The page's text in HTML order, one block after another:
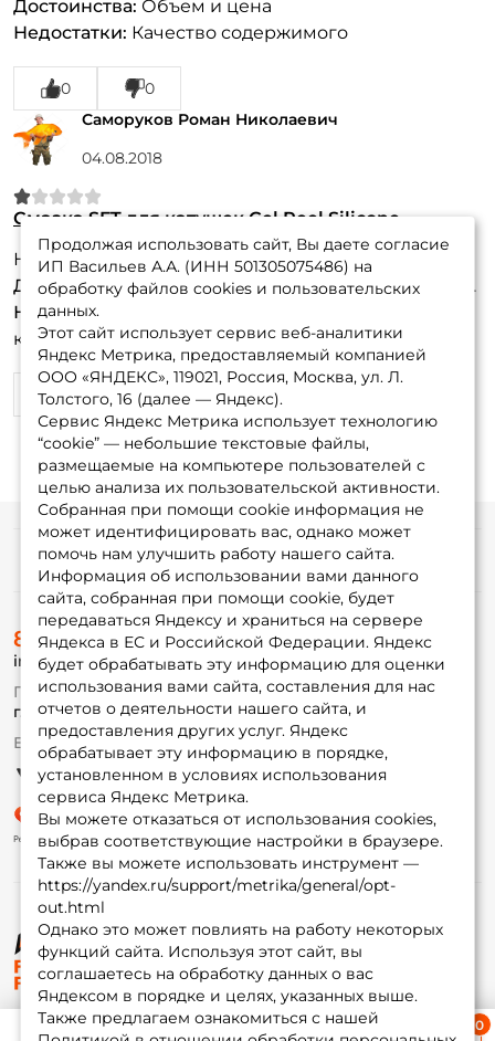
Ближайшая доставка
Достоинства: Объем и цена
Недостатки: Качество содержимого
0
0
Саморуков Роман Николаевич
04.08.2018
Смазка SFT для катушек Gel Reel Silicone
Не пользуйтесь этой смазкой
Достоинства:Ничего в этой смазки хорошего нет.
Недостатки:
катушку залил. Просто не крутится.
4 1
Продолжая использовать сайт, Вы даете согласие
ИП Васильев А.А. (ИНН 501305075486) на
обработку файлов cookies и пользовательских
данных.
Этот сайт использует сервис веб-аналитики
Яндекс Метрика, предоставляемый компанией
ООО «ЯНДЕКС», 119021, Россия, Москва, ул. Л.
Толстого, 16 (далее — Яндекс).
Сервис Яндекс Метрика использует технологию
“cookie” — небольшие текстовые файлы,
размещаемые на компьютере пользователей с
целью анализа их пользовательской активности.
Собранная при помощи cookie информация не
может идентифицировать вас, однако может
помочь нам улучшить работу нашего сайта.
Информация об использовании вами данного
сайта, собранная при помощи cookie, будет
передаваться Яндексу и храниться на сервере
Яндекса в ЕС и Российской Федерации. Яндекс
будет обрабатывать эту информацию для оценки
использования вами сайта, составления для нас
отчетов о деятельности нашего сайта, и
предоставления других услуг. Яндекс
обрабатывает эту информацию в порядке,
установленном в условиях использования
сервиса Яндекс Метрика.
Вы можете отказаться от использования cookies,
выбрав соответствующие настройки в браузере.
Также вы можете использовать инструмент —
https://yandex.ru/support/metrika/general/opt-
out.html
Однако это может повлиять на работу некоторых
функций сайта. Используя этот сайт, вы
соглашаетесь на обработку данных о вас
Яндексом в порядке и целях, указанных выше.
Также предлагаем ознакомиться с нашей
© ФоксФишинг, 2009-2026
Информация
О магазине
Доставка
Оплата
Fox-bonus
Гуру
Партнерская программа
8 (495) 532-77-88
info@foxfishing.ru
По вопросам с заказом
г. Москва, ул. Плеханова д.7
Ежедневно 10:00 до 20:00